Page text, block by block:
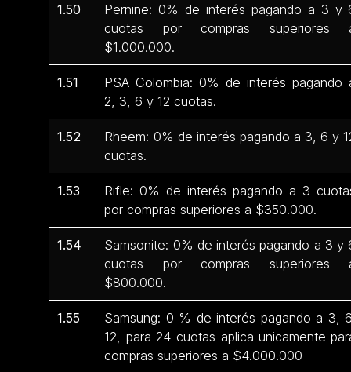
1.50
Pernine: 0% de interés pagando a 3 y
cuotas por compras superiores
$1.000.000.
1.51
PSA Colombia: 0% de interés pagando
2, 3, 6 y 12 cuotas.
1.52
Rheem: 0% de interés pagando a 3, 6 y
cuotas.
1.53
Rifle: 0% de interés pagando a 3
por compras superiores a $350.000.
1.54
Samsonite: 0% de interés pagando a 3 y
cuotas por compras superiores
$800.000.
1.55
Samsung: 0 % de interés pagando a 3,
12, para 24 cuotas aplica unicamente
compras superiores a $4.000.000